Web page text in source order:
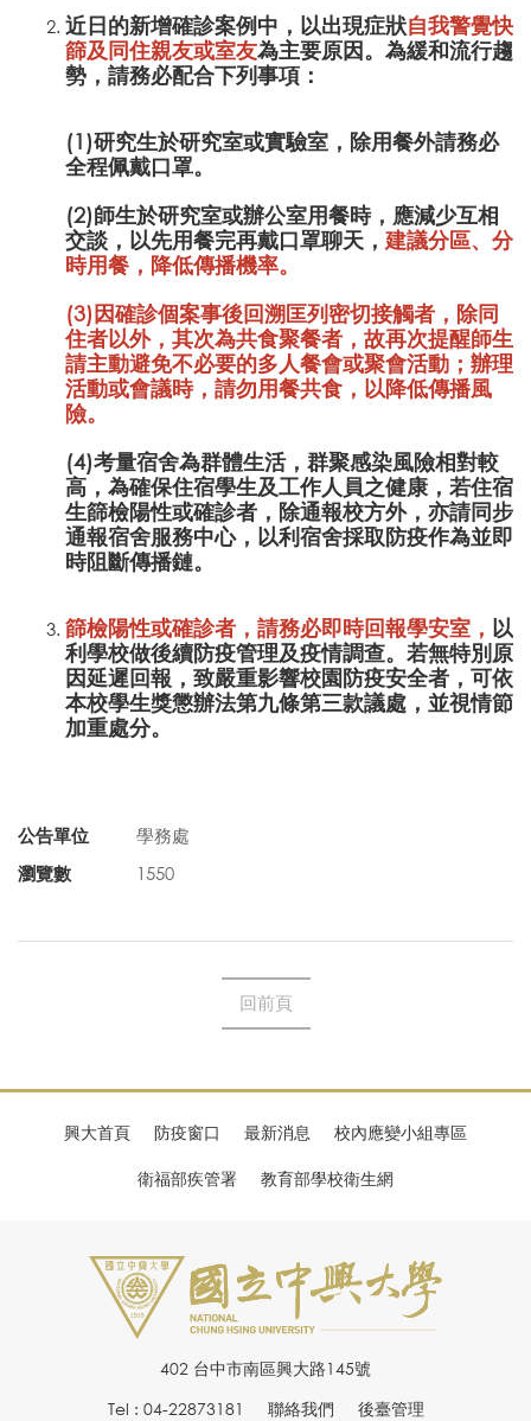
近日的新增確診案例中，以出現症狀自我警覺快
篩及同住親友或室友為主要原因。為緩和流行趨
勢，請務必配合下列事項：
(1)研究生於研究室或實驗室，除用餐外請務必
全程佩戴口罩。
(2)師生於研究室或辦公室用餐時，應減少互相
交談，以先用餐完再戴口罩聊天， 建議分區、分
時用餐，降低傳播機率。
(3)因確診個案事後回溯匡列密切接觸者，除同
住者以外，其次為共食聚餐者，故再次提醒師生
請主動避免不必要的多人餐會或聚會活動；辦理
活動或會議時，請勿用餐共食，以降低傳播風
險。
(4)考量宿舍為群體生活，群聚感染風險相對較
高，為確保住宿學生及工作人員之健康，若住宿
生篩檢陽性或確診者，除通報校方外，亦請同步
通報宿舍服務中心，以利宿舍採取防疫作為並即
時阻斷傳播鏈。
篩檢陽性或確診者，請務必即時回報學安室， 以
利學校做後續防疫管理及疫情調查。若無特別原
因延遲回報，致嚴重影響校園防疫安全者，可依
本校學生獎懲辦法第九條第三款議處，並視情節
加重處分。
公告單位
學務處
瀏覽數
1550
回前頁
興大首頁 防疫窗口 最新消息 校內應變小組專區
衛福部疾管署 教育部學校衛生網
402 台中市南區興大路145號
Tel : 04-22873181
聯絡我們 後臺管理